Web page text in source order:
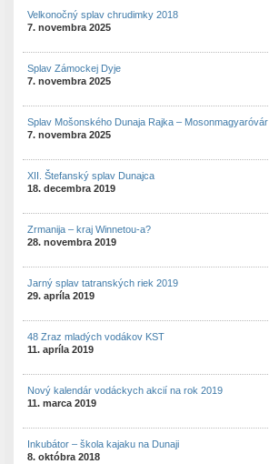
Velkonočný splav chrudimky 2018
7. novembra 2025
Splav Zámockej Dyje
7. novembra 2025
Splav Mošonského Dunaja Rajka – Mosonmagyaróvár
7. novembra 2025
XII. Štefanský splav Dunajca
18. decembra 2019
Zrmanija – kraj Winnetou-a?
28. novembra 2019
Jarný splav tatranských riek 2019
29. apríla 2019
48 Zraz mladých vodákov KST
11. apríla 2019
Nový kalendár vodáckych akcií na rok 2019
11. marca 2019
Inkubátor – škola kajaku na Dunaji
8. októbra 2018